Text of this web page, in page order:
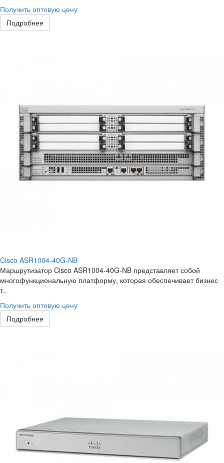
Получить оптовую цену
Подробнее
Cisco ASR1004-40G-NB
Маршрутизатор Cisco ASR1004-40G-NB представляет собой
многофункциональную платформу, которая обеспечивает бизнес
т..
Получить оптовую цену
Подробнее